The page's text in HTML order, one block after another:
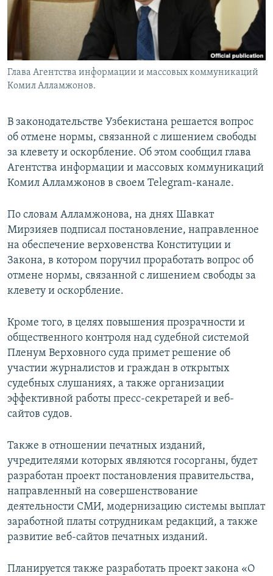
Глава Агентства информации и массовых коммуникаций
Комил Алламжонов.
В законодательстве Узбекистана решается вопрос
об отмене нормы, связанной с лишением свободы
за клевету и оскорбление. Об этом сообщил глава
Агентства информации и массовых коммуникаций
Комил Алламжонов в своем Telegram-канале.
По словам Алламжонова, на днях Шавкат
Мирзияев подписал постановление, направленное
на обеспечение верховенства Конституции и
Закона, в котором поручил проработать вопрос об
отмене нормы, связанной с лишением свободы за
клевету и оскорбление.
Кроме того, в целях повышения прозрачности и
общественного контроля над судебной системой
Пленум Верховного суда примет решение об
участии журналистов и граждан в открытых
судебных слушаниях, а также организации
эффективной работы пресс-секретарей и веб-
сайтов судов.
Также в отношении печатных изданий,
учредителями которых являются госорганы, будет
разработан проект постановления правительства,
направленный на совершенствование
деятельности СМИ, модернизацию системы выплат
заработной платы сотрудникам редакций, а также
развитие веб-сайтов печатных изданий.
Планируется также разработать проект закона «О